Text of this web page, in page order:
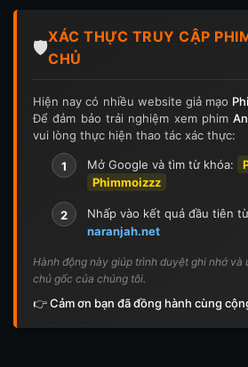
🛡️
XÁC THỰC TRUY CẬP
CHỦ
Hiện nay có nhiều website giả mạo
Để đảm bảo trải nghiệm xem phim
vui lòng thực hiện thao tác xác thực:
1 Mở Google và tìm từ khóa:
Phimmoizzz
2
Nhấp vào kết quả đầu tiên
naranjah.net
Hành động này giúp trình duyệt ghi nhớ và
chủ gốc của chúng tôi.
👉 Cảm ơn bạn đã đồng hành cùng